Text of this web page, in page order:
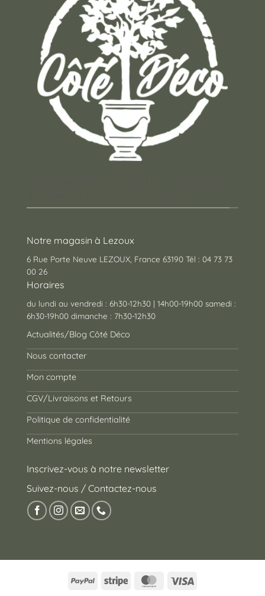
Notre magasin à Lezoux
6 Rue Porte Neuve LEZOUX, France 63190 Tél : 04 73 73
00 26
Horaires
du lundi au vendredi : 6h30-12h30 | 14h00-19h00 samedi :
6h30-19h00 dimanche : 7h30-12h30
Actualités/Blog Côté Déco
Nous contacter
Mon compte
CGV/Livraisons et Retours
Politique de confidentialité
Mentions légales
Inscrivez-vous à notre newsletter
Suivez-nous / Contactez-nous
PayPal Stripe MasterCard